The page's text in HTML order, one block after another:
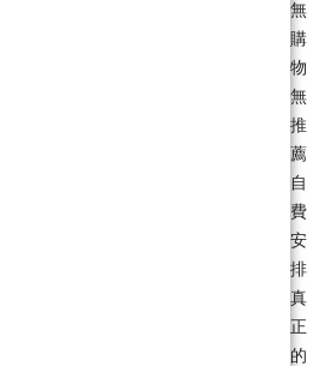
無
購
物
無
推
薦
自
費
安
排
真
正
的